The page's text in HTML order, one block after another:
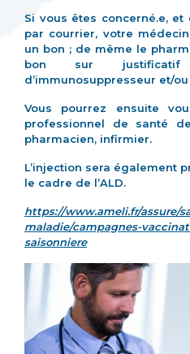
Si vous êtes concerné.e, et
par courrier, votre
un bon ; de même le
bon sur justificatif
d’immunosuppresseur et/
Vous pourrez ensuite
professionnel de santé
pharmacien, infirmier.
L’injection sera également
le cadre de l’ALD.
https://www.ameli.fr/assure/
maladie/campagnes-
saisonniere